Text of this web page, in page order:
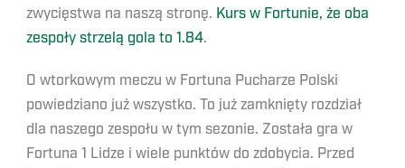
zwycięstwa na naszą stronę. Kurs w Fortunie, że oba
zespoły strzelą gola to 1.84.
O wtorkowym meczu w Fortuna Pucharze Polski
powiedziano już wszystko. To już zamknięty rozdział
dla naszego zespołu w tym sezonie. Została gra w
Fortuna 1 Lidze i wiele punktów do zdobycia. Przed